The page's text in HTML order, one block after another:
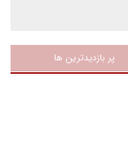
پر بازدیدترین ها